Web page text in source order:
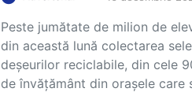
Peste jumătate de milion de
din această lună colectarea
deșeurilor reciclabile, din cele
de învățământ din orașele care